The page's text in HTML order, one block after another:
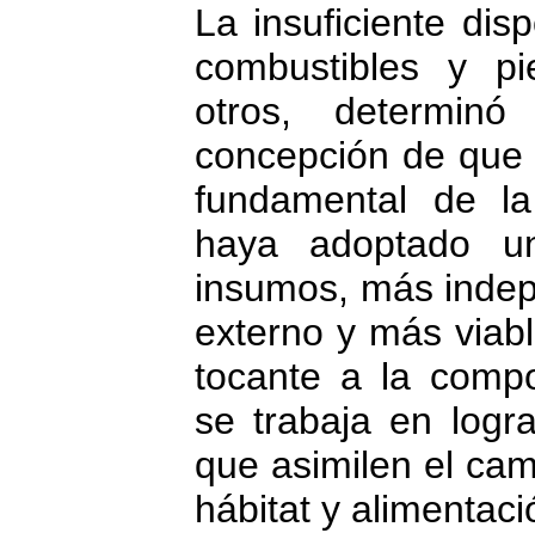
La insuficiente
combustibles y
otros,
concepción de
fundamental de
haya adoptado
insumos, más
externo y más
tocante a la
se trabaja en
que asimilen el
hábitat y